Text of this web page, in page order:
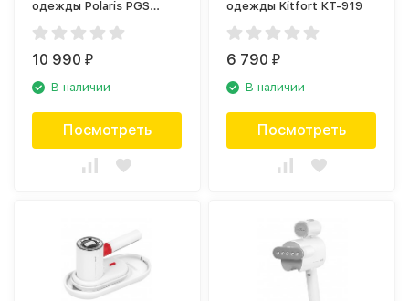
одежды Polaris PGS
2200VA
10 990₽
В наличии
Посмотреть
одежды Kitfort КТ-919
6 790₽
В наличии
Посмотреть